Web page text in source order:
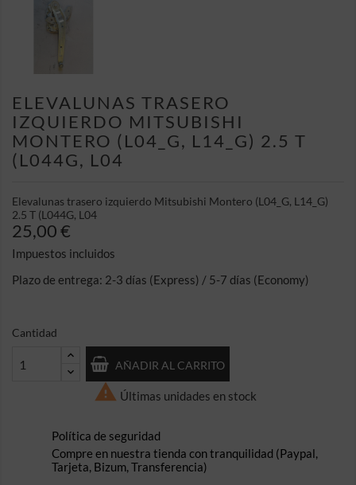
ELEVALUNAS TRASERO
IZQUIERDO MITSUBISHI
MONTERO (L04_G, L14_G) 2.5 T
(L044G, L04
Elevalunas trasero izquierdo Mitsubishi Montero (L04_G, L14_G)
2.5 T (L044G, L04
25,00 €
Impuestos incluidos
Plazo de entrega: 2-3 días (Express) / 5-7 días (Economy)
Cantidad
AÑADIR AL CARRITO
 Últimas unidades en stock
Política de seguridad
Compre en nuestra tienda con tranquilidad (Paypal,
Tarjeta, Bizum, Transferencia)